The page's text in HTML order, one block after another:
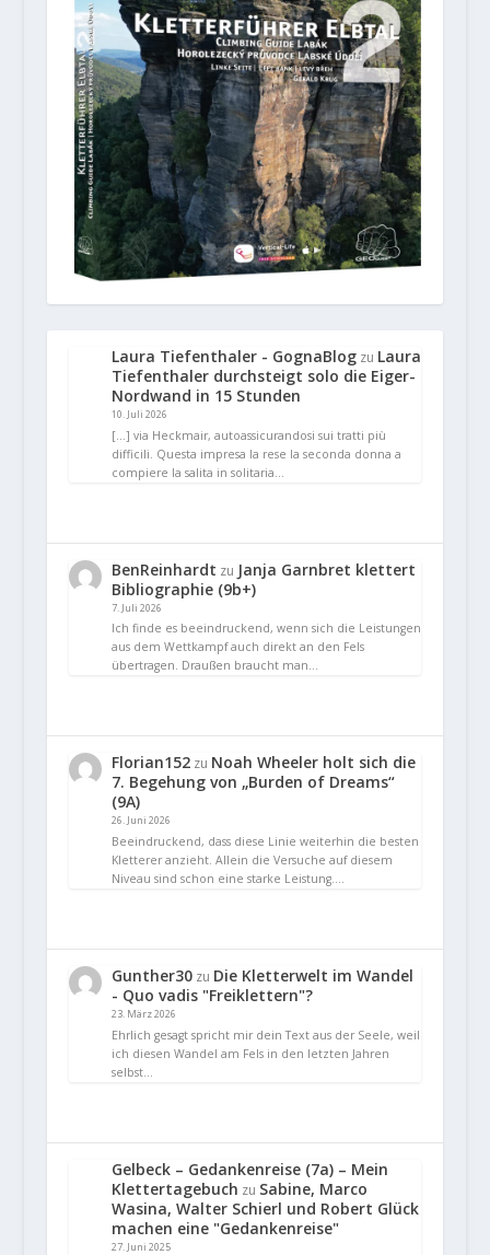
Laura Tiefenthaler - GognaBlogzu Laura
Tiefenthaler durchsteigt solo die Eiger-
Nordwand in 15 Stunden
10. Juli 2026
[…] via Heckmair, autoassicurandosi sui tratti più
difficili. Questa impresa la rese la seconda donna a
compiere la salita in solitaria…
BenReinhardt zu Janja Garnbret klettert
Bibliographie (9b+)
7. Juli 2026
Ich finde es beeindruckend, wenn sich die Leistungen
aus dem Wettkampf auch direkt an den Fels
übertragen. Draußen braucht man…
Florian152zu Noah Wheeler holt sich die
7. Begehung von „Burden of Dreams“
(9A)
26. Juni 2026
Beeindruckend, dass diese Linie weiterhin die besten
Kletterer anzieht. Allein die Versuche auf diesem
Niveau sind schon eine starke Leistung.…
Gunther30zu Die Kletterwelt im Wandel
- Quo vadis "Freiklettern"?
23. März 2026
Ehrlich gesagt spricht mir dein Text aus der Seele, weil
ich diesen Wandel am Fels in den letzten Jahren
selbst…
Gelbeck – Gedankenreise (7a) – Mein
Klettertagebuch zu Sabine, Marco
Wasina, Walter Schierl und Robert Glück
machen eine "Gedankenreise"
27. Juni 2025